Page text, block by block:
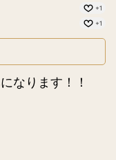
+1
+1
なります！！